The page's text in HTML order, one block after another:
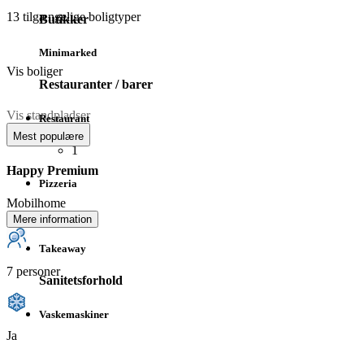
Butikker
Minimarked
Restauranter / barer
Restaurant
1
Pizzeria
Bar
Takeaway
Sanitetsforhold
Vaskemaskiner
13 tilgængelige boligtyper
Vis boliger
Vis standpladser
Mest populære
Happy Premium
Mobilhome
Mere information
7 personer
Ja